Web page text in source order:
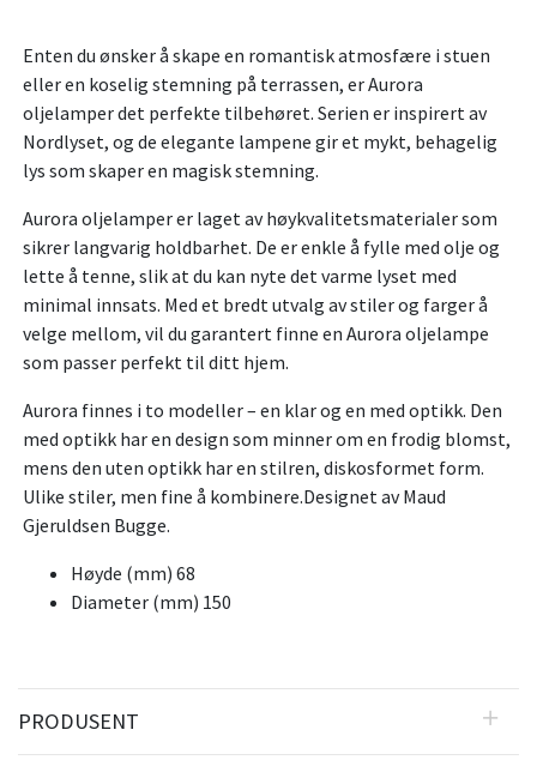
Enten du ønsker å skape en romantisk atmosfære i stuen
eller en koselig stemning på terrassen, er Aurora
oljelamper det perfekte tilbehøret. Serien er inspirert av
Nordlyset, og de elegante lampene gir et mykt, behagelig
lys som skaper en magisk stemning.
Aurora oljelamper er laget av høykvalitetsmaterialer som
sikrer langvarig holdbarhet. De er enkle å fylle med olje og
lette å tenne, slik at du kan nyte det varme lyset med
minimal innsats. Med et bredt utvalg av stiler og farger å
velge mellom, vil du garantert finne en Aurora oljelampe
som passer perfekt til ditt hjem.
Aurora finnes i to modeller – en klar og en med optikk. Den
med optikk har en design som minner om en frodig blomst,
mens den uten optikk har en stilren, diskosformet form.
Ulike stiler, men fine å kombinere.Designet av Maud
Gjeruldsen Bugge.
Høyde (mm) 68
Diameter (mm) 150
PRODUSENT